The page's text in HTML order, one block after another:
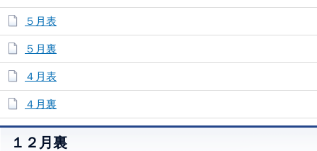
５月表
５月裏
４月表
４月裏
１２月裏